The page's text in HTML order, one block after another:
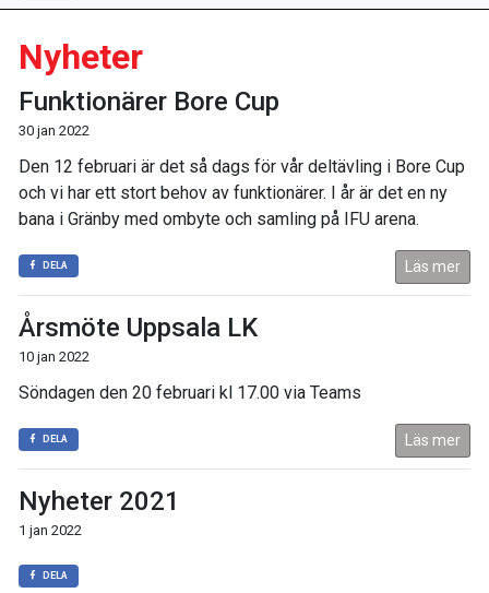
Nyheter
Funktionärer Bore Cup
30 jan 2022
Den 12 februari är det så dags för vår deltävling i Bore Cup
och vi har ett stort behov av funktionärer. I år är det en ny
bana i Gränby med ombyte och samling på IFU arena.
DELA Läs mer
Årsmöte Uppsala LK
10 jan 2022
Söndagen den 20 februari kl 17.00 via Teams
DELA Läs mer
Nyheter 2021
1 jan 2022
DELA